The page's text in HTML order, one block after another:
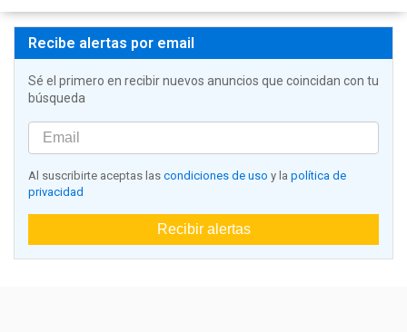
Recibe alertas por email
Sé el primero en recibir nuevos anuncios que coincidan con tu
búsqueda
Al suscribirte aceptas las condiciones de uso y la política de
privacidad
Recibir alertas